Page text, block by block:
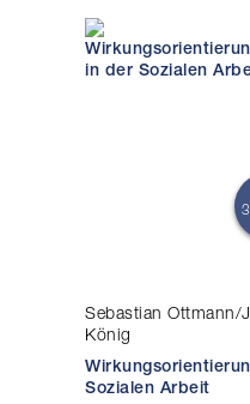
Sebastian Ottmann/
König
Sozialen Arbeit